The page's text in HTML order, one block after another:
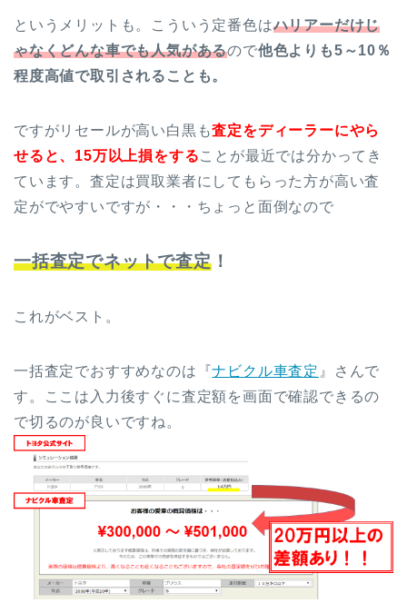
というメリットも。こういう定番色はハリアーだけじ
ゃなくどんな車でも人気があるので他色よりも5～10％
程度高値で取引されることも。
ですがリセールが高い白黒も査定をディーラーにやら
せると、15万以上損をすることが最近では分かってき
ています。査定は買取業者にしてもらった方が高い査
定がでやすいですが・・・ちょっと面倒なので
一括査定でネットで査定！
これがベスト。
一括査定でおすすめなのは『ナビクル車査定 』さんで
す。ここは入力後すぐに査定額を画面で確認できるの
で切るのが良いですね。